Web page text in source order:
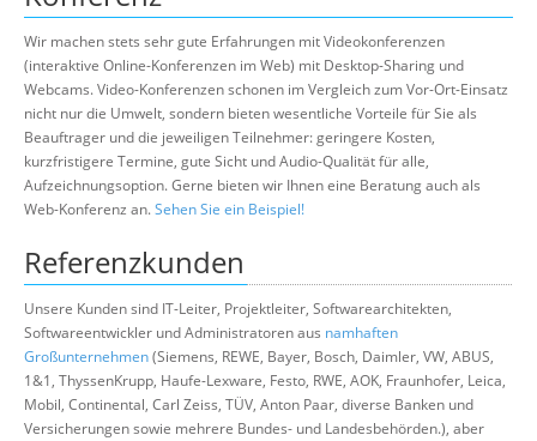
Wir machen stets sehr gute Erfahrungen mit Videokonferenzen
(interaktive Online-Konferenzen im Web) mit Desktop-Sharing und
Webcams. Video-Konferenzen schonen im Vergleich zum Vor-Ort-Einsatz
nicht nur die Umwelt, sondern bieten wesentliche Vorteile für Sie als
Beauftrager und die jeweiligen Teilnehmer: geringere Kosten,
kurzfristigere Termine, gute Sicht und Audio-Qualität für alle,
Aufzeichnungsoption. Gerne bieten wir Ihnen eine Beratung auch als
Web-Konferenz an.Sehen Sie ein Beispiel!
Referenzkunden
Unsere Kunden sind IT-Leiter, Projektleiter, Softwarearchitekten,
Softwareentwickler und Administratoren aus namhaften
Großunternehmen(Siemens, REWE, Bayer, Bosch, Daimler, VW, ABUS,
1&1, ThyssenKrupp, Haufe-Lexware, Festo, RWE, AOK, Fraunhofer, Leica,
Mobil, Continental, Carl Zeiss, TÜV, Anton Paar, diverse Banken und
Versicherungen sowie mehrere Bundes- und Landesbehörden.), aber